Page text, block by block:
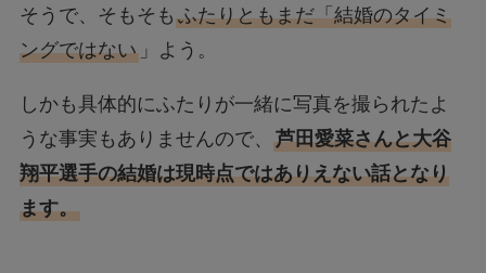
そうで、そもそも ふたりともまだ「結婚のタイミ
ングではない」よう。
しかも具体的にふたりが一緒に写真を撮られたよ
うな事実もありませんので、 芦田愛菜さんと大谷
翔平選手の結婚は現時点ではありえない話となり
ます。